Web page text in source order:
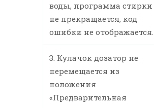
воды, программа стирки
не прекращается, код
ошибки не отображается.
3. Кулачок дозатор не
перемещается из
положения
«Предварительная